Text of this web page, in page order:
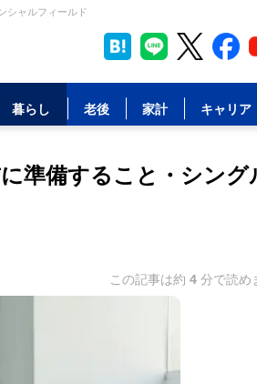
シャルフィールド
暮らし 老後 家計 キャリア
準備すること・シング
この記事は約 4 分で読め